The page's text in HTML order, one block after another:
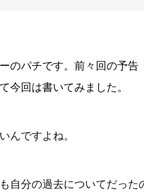
のパチです。前々回の予告
今回は書いてみました。
んですよね。
も自分の過去についてだった